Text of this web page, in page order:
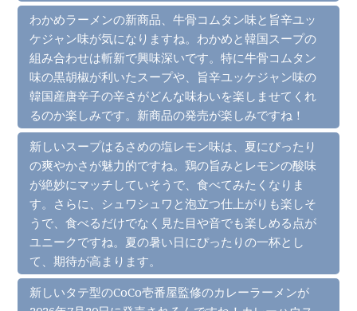
わかめラーメンの新商品、牛骨コムタン味と旨辛ユッ
ケジャン味が気になりますね。わかめと韓国スープの
組み合わせは斬新で興味深いです。特に牛骨コムタン
味の黒胡椒が利いたスープや、旨辛ユッケジャン味の
韓国産唐辛子の辛さがどんな味わいを楽しませてくれ
るのか楽しみです。新商品の発売が楽しみですね！
新しいスープはるさめの塩レモン味は、夏にぴったり
の爽やかさが魅力的ですね。鶏の旨みとレモンの酸味
が絶妙にマッチしていそうで、食べてみたくなりま
す。さらに、シュワシュワと泡立つ仕上がりも楽しそ
うで、食べるだけでなく見た目や音でも楽しめる点が
ユニークですね。夏の暑い日にぴったりの一杯とし
て、期待が高まります。
新しいタテ型のCoCo壱番屋監修のカレーラーメンが